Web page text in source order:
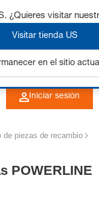
- haz clic aquí para
Iniciar sesión
de piezas de recambio
POWERLINE
¿Quieres visitar
Visitar tienda US
en el sitio